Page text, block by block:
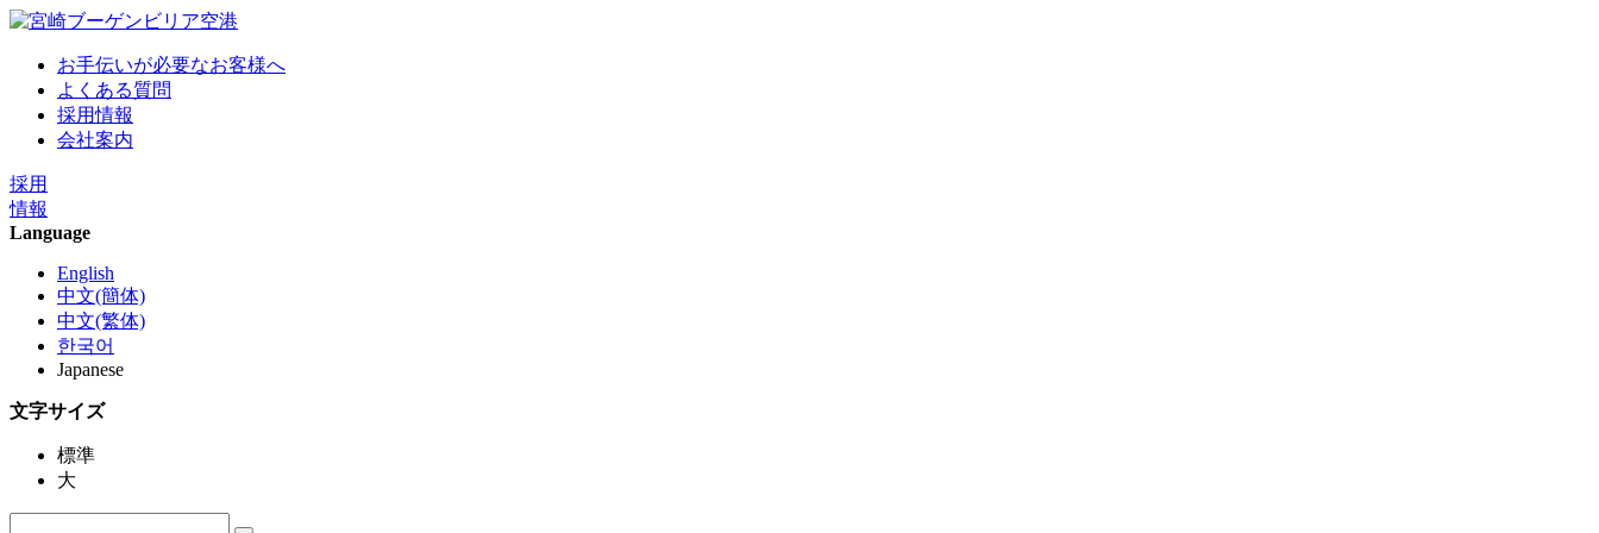
お手伝いが必要なお客様へ
よくある質問
採用情報
会社案内
採用
情報
Language
English
中文(簡体)
中文(繁体)
한국어
Japanese
文字サイズ
標準
大